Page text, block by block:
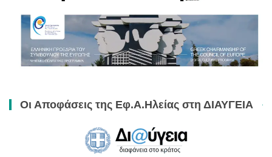
Οι Αποφάσεις της Εφ.Α.Ηλείας στη ΔΙΑΥΓΕΙΑ